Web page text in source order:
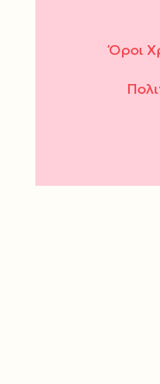
Όροι